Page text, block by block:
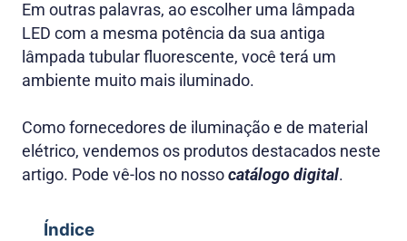
Em outras palavras, ao escolher uma lâmpada
LED com a mesma potência da sua antiga
lâmpada tubular fluorescente, você terá um
ambiente muito mais iluminado.
Como fornecedores de iluminação e de material
elétrico, vendemos os produtos destacados neste
artigo. Pode vê-los no nosso catálogo digital.
Índice